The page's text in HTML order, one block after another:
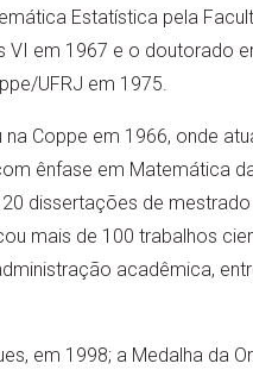
Estatística pela
VI em 1967 e o doutorado
UFRJ em 1975.
na Coppe em 1966, onde
ênfase em Matemática
dissertações de
mais de 100 trabalhos
acadêmica,
em 1998; a Medalha da